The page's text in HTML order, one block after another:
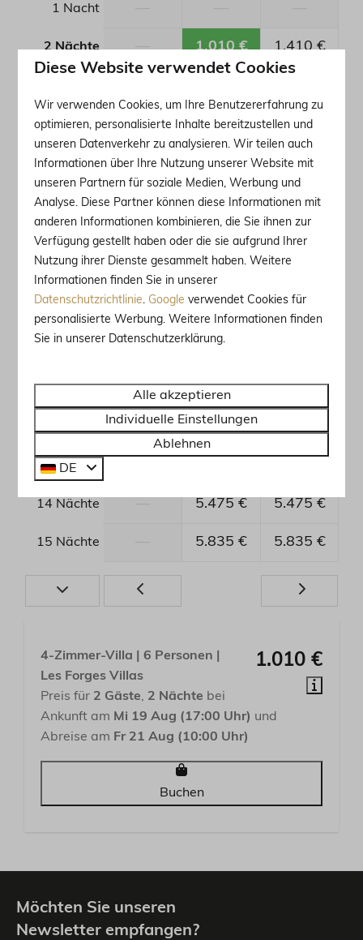
1 Nacht
2 Nächte — 1.010 € 1.410 €
4 Nächte — 2.370 € 2.370 €
5 Nächte — 2.730 € 2.730 €
6 Nächte — 3.090 € 3.090 €
7 Nächte — 3.450 € 3.450 €
8 Nächte — 3.810 €
9 Nächte — 4.170 € 3.315 €
— 4.395 € 4.395 €
12 Nächte — 4.755 € 4.755 €
13 Nächte
14 Nächte 5.475 € 5.475 €
15 Nächte 5.835 € 5.835 €
1.010 €
4-Zimmer-Villa | 6 Personen |
Les Forges Villas
Preis für 2 Gäste, 2 Nächte bei
Ankunft am Mi 19 Aug (17:00 Uhr) und
Abreise am Fr 21 Aug (10:00 Uhr)
Buchen
Möchten Sie unseren
Newsletter empfangen?
Diese Website verwendet Cookies
Wir verwenden Cookies, um Ihre Benutzererfahrung zu
optimieren, personalisierte Inhalte bereitzustellen und
unseren Datenverkehr zu analysieren. Wir teilen auch
Informationen über Ihre Nutzung unserer Website mit
unseren Partnern für soziale Medien, Werbung und
Analyse. Diese Partner können diese Informationen mit
anderen Informationen kombinieren, die Sie ihnen zur
Verfügung gestellt haben oder die sie aufgrund Ihrer
Nutzung ihrer Dienste gesammelt haben. Weitere
Informationen finden Sie in unserer
Datenschutzrichtlinie. Google verwendet Cookies für
personalisierte Werbung. Weitere Informationen finden
Sie in unserer Datenschutzerklärung.
Alle akzeptieren
Individuelle Einstellungen
Ablehnen
DE